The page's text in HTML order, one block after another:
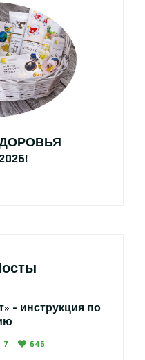
– инструкция по
7 645